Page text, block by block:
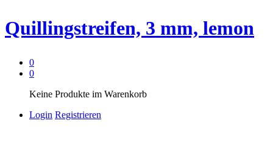
Quillingstreifen, 3 mm, lemon
0
0
Keine Produkte im Warenkorb
Login Registrieren